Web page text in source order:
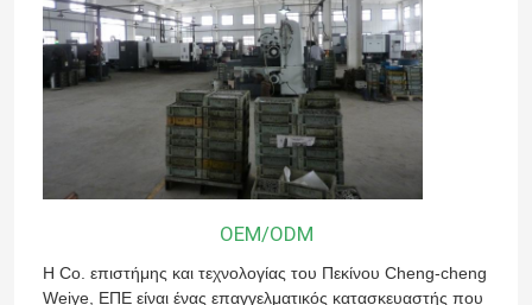
OEM/ODM
Η Co. επιστήμης και τεχνολογίας του Πεκίνου Cheng-cheng
Weiye, ΕΠΕ είναι ένας επαγγελματικός κατασκευαστής που